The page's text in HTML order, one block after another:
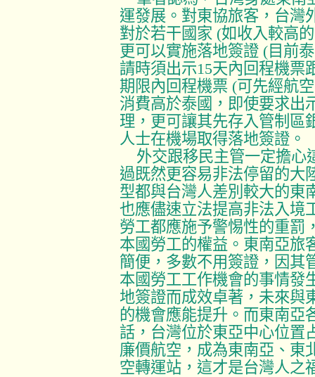
運發展。對東協旅客，台灣
對於若干國家 (如收入較高
更可以實施落地簽證 ( 目前
請時須出示15天內回程機票
期限內回程機票 (可先經航
消費高於泰國，即使要求出
理，更可讓其先存入管制區
人士在機場取得落地簽證。
外交跟移民主管一定擔心
過既然更容易非法停留的大
型都與台灣人差別較大的東
也應儘速立法提高非法入境
勞工都應施予警惕性的重罰
本國勞工的權益。東南亞旅
簡便，多數不用簽證，因其
本國勞工工作機會的事情發
地簽證而成效卓著，未來與
的機會應能提升。而東南亞
話，台灣位於東亞中心位置
廉價航空，成為東南亞、東
空轉運站，這才是台灣人之